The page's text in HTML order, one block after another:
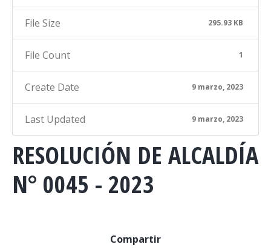
File Size 295.93 KB
File Count 1
Create Date 9 marzo, 2023
Last Updated 9 marzo, 2023
RESOLUCIÓN DE ALCALDÍA
N° 0045 - 2023
Compartir